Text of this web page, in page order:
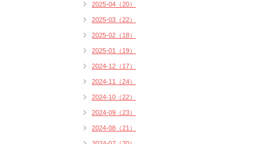
2025-04（20）
2025-03（22）
2025-02（18）
2025-01（19）
2024-12（17）
2024-11（24）
2024-10（22）
2024-09（23）
2024-08（21）